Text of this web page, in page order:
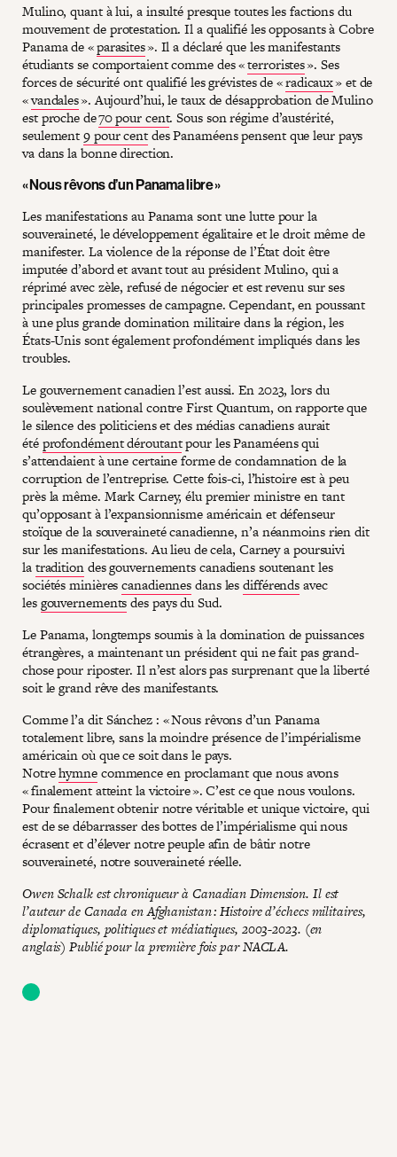
Mulino, quant à lui, a insulté presque toutes les factions du
mouvement de protestation. Il a qualifié les opposants à Cobre
Panama de «parasites». Il a déclaré que les manifestants
étudiants se comportaient comme des «terroristes». Ses
forces de sécurité ont qualifié les grévistes de «radicaux» et de
«vandales». Aujourd’hui, le taux de désapprobation de Mulino
est proche de70 pour cent. Sous son régime d’austérité,
seulement9 pour centdes Panaméens pensent que leur pays
va dans la bonne direction.
« Nous rêvons d’un Panama libre »
Les manifestations au Panama sont une lutte pour la
souveraineté, le développement égalitaire et le droit même de
manifester. La violence de la réponse de l’État doit être
imputée d’abord et avant tout au président Mulino, qui a
réprimé avec zèle, refusé de négocier et est revenu sur ses
principales promesses de campagne. Cependant, en poussant
à une plus grande domination militaire dans la région, les
États-Unis sont également profondément impliqués dans les
troubles.
Le gouvernement canadien l’est aussi. En 2023, lors du
soulèvement national contre First Quantum, on rapporte que
le silence des politiciens et des médias canadiens aurait
étéprofondément déroutantpour les Panaméens qui
s’attendaient à une certaine forme de condamnation de la
corruption de l’entreprise. Cette fois-ci, l’histoire est à peu
près la même. Mark Carney, élu premier ministre en tant
qu’opposant à l’expansionnisme américain et défenseur
stoïque de la souveraineté canadienne, n’a néanmoins rien dit
sur les manifestations. Au lieu de cela, Carney a poursuivi
latraditiondes gouvernements canadiens soutenant les
sociétés minièrescanadiennesdans lesdifférendsavec
lesgouvernementsdes pays du Sud.
Le Panama, longtemps soumis à la domination de puissances
étrangères, a maintenant un président qui ne fait pas grand-
chose pour riposter. Il n’est alors pas surprenant que la liberté
soit le grand rêve des manifestants.
Comme l’a dit Sánchez : « Nous rêvons d’un Panama
totalement libre, sans la moindre présence de l’impérialisme
américain où que ce soit dans le pays.
Notrehymnecommence en proclamant que nous avons
« finalement atteint la victoire ». C’est ce que nous voulons.
Pour finalement obtenir notre véritable et unique victoire, qui
est de se débarrasser des bottes de l’impérialisme qui nous
écrasent et d’élever notre peuple afin de bâtir notre
souveraineté, notre souveraineté réelle.
Owen Schalk est chroniqueur à Canadian Dimension. Il est
l’auteur de Canada en Afghanistan : Histoire d’échecs militaires,
diplomatiques, politiques et médiatiques, 2003-2023. (en
anglais) Publié pour la première fois par NACLA.